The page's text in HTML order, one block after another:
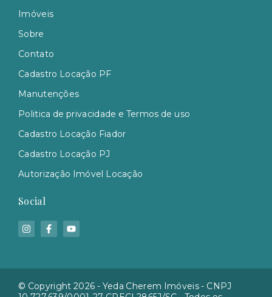
Imóveis
Sobre
Contato
Cadastro Locação PF
Manutenções
Politica de privacidade e Termos de uso
Cadastro Locação Fiador
Cadastro Locação PJ
Autorização Imóvel Locação
Social
© Copyright 2026 - Yeda Cherem Imóveis - CNPJ